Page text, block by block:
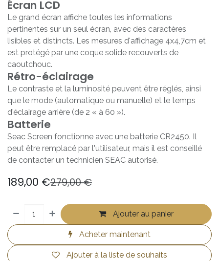
Écran LCD
Le grand écran affiche toutes les informations
pertinentes sur un seul écran, avec des caractères
lisibles et distincts. Les mesures d'affichage 4x4,7cm et
est protégé par une coque solide recouverts de
caoutchouc.
Rétro-éclairage
Le contraste et la luminosité peuvent être réglés, ainsi
que le mode (automatique ou manuelle) et le temps
d'éclairage arrière (de 2 « à 60 »).
Batterie
Seac Screen fonctionne avec une batterie CR2450. Il
peut être remplacé par l'utilisateur, mais il est conseillé
de contacter un technicien SEAC autorisé.
189,00 €279,00€
Ajouter au panier
Acheter maintenant
Ajouter à la liste de souhaits